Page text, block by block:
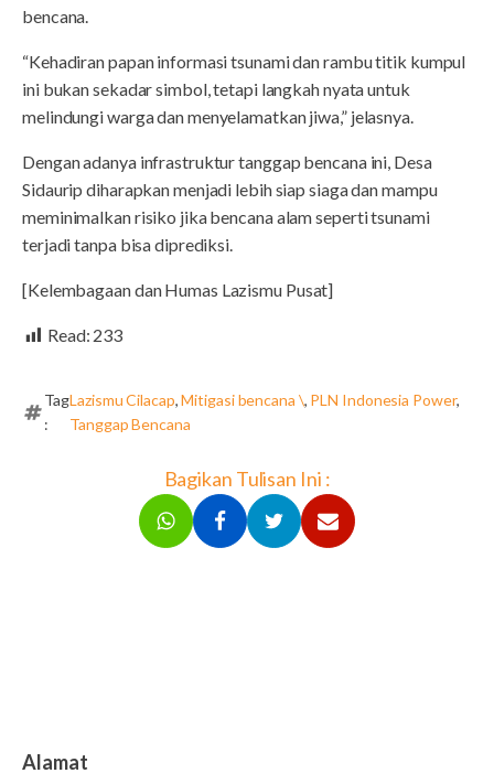
bencana.
“Kehadiran papan informasi tsunami dan rambu titik kumpul
ini bukan sekadar simbol, tetapi langkah nyata untuk
melindungi warga dan menyelamatkan jiwa,” jelasnya.
Dengan adanya infrastruktur tanggap bencana ini, Desa
Sidaurip diharapkan menjadi lebih siap siaga dan mampu
meminimalkan risiko jika bencana alam seperti tsunami
terjadi tanpa bisa diprediksi.
[Kelembagaan dan Humas Lazismu Pusat]
Read: 233
Tag
:
Lazismu Cilacap,Mitigasi bencana \, PLN Indonesia Power,
Tanggap Bencana
Bagikan Tulisan Ini :
Alamat